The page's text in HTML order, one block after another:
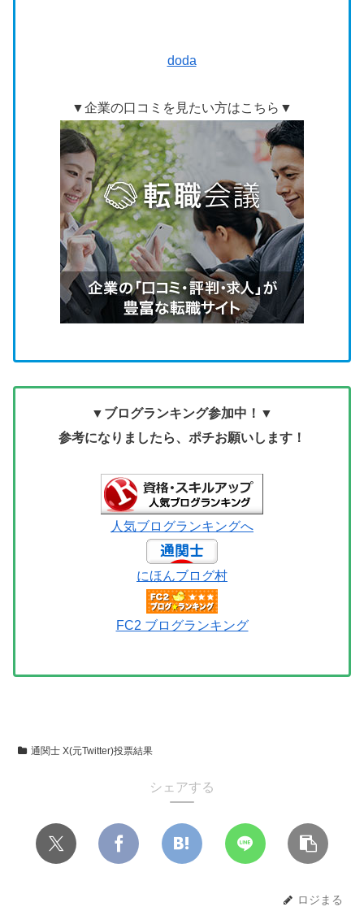
doda
▼企業の口コミを見たい方はこちら▼
▼ブログランキング参加中！▼
参考になりましたら、ポチお願いします！
人気ブログランキングへ
にほんブログ村
FC2 ブログランキング
通関士 X(元Twitter)投票結果
シェアする
ロジまる